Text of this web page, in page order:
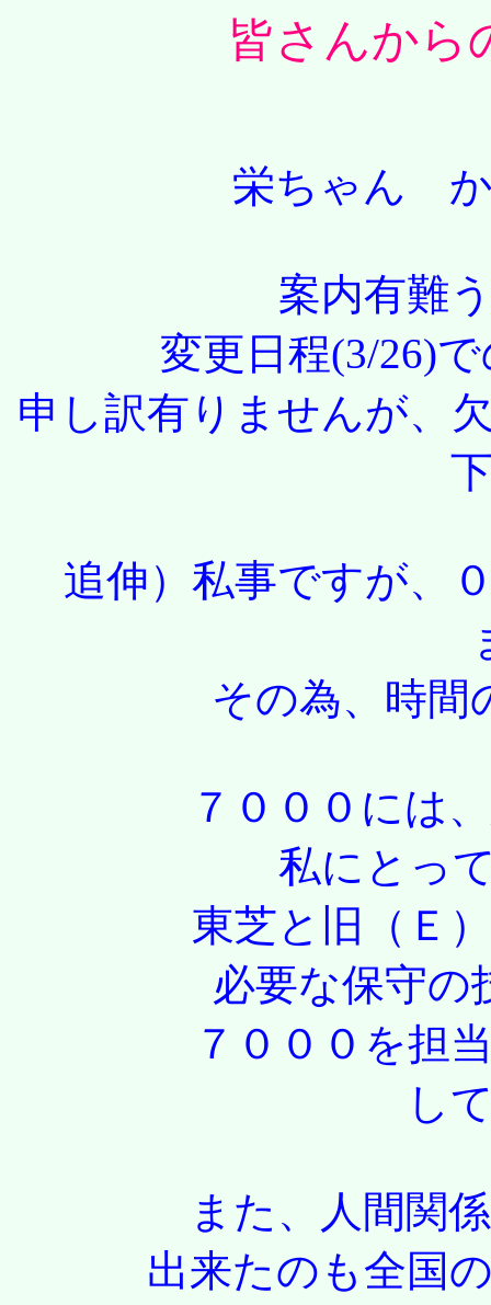
皆さんから
栄ちゃん か
案内有難
変更日程(3/26)
申し訳有りませんが、
追伸）私事ですが、
その為、時間の都
７０００には、思
私にとっ
東芝と旧（Ｅ）殿
必要な保守の
７０００を担当（
し
また、人間関係に
出来たのも全国